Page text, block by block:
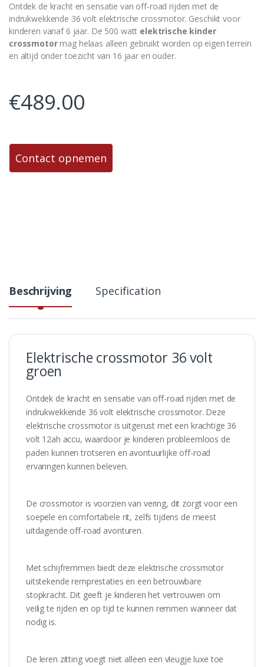
Ontdek de kracht en sensatie van off-road rijden met de
indrukwekkende 36 volt elektrische crossmotor. Geschikt voor
kinderen vanaf 6 jaar. De 500 watt elektrische kinder
crossmotormag helaas alleen gebruikt worden op eigen terrein
en altijd onder toezicht van 16 jaar en ouder.
€489.00
Contact opnemen
Beschrijving Specification
Elektrische crossmotor 36 volt
groen
Ontdek de kracht en sensatie van off-road rijden met de
indrukwekkende 36 volt elektrische crossmotor. Deze
elektrische crossmotor is uitgerust met een krachtige 36
volt 12ah accu, waardoor je kinderen probleemloos de
paden kunnen trotseren en avontuurlijke off-road
ervaringen kunnen beleven.
De crossmotor is voorzien van vering, dit zorgt voor een
soepele en comfortabele rit, zelfs tijdens de meest
uitdagende off-road avonturen.
Met schijfremmen biedt deze elektrische crossmotor
uitstekende remprestaties en een betrouwbare
stopkracht. Dit geeft je kinderen het vertrouwen om
veilig te rijden en op tijd te kunnen remmen wanneer dat
nodig is.
De leren zitting voegt niet alleen een vleugje luxe toe